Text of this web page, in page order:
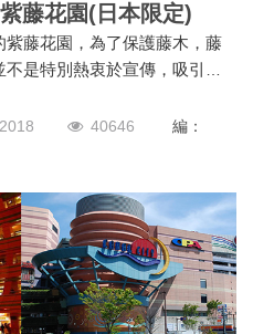
藤花園(日本限定)
藤花園，為了保護藤木，藤
是特別熱衷於宣傳，吸引旅
藤之下。 40646
編：